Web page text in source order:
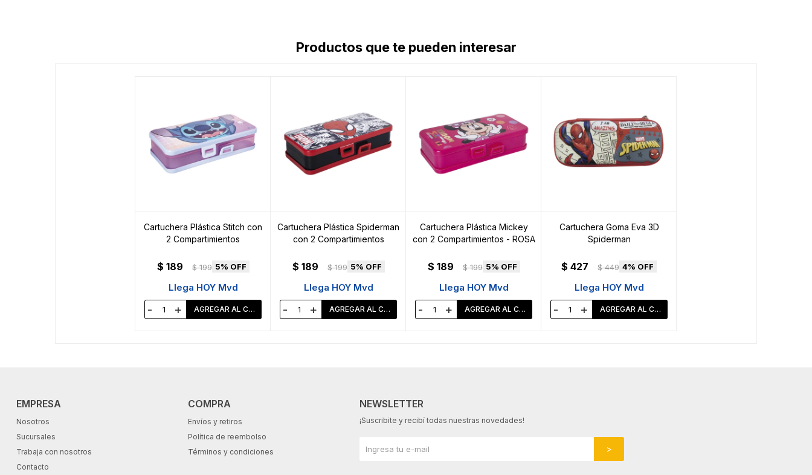
Productos que te pueden interesar
Cartuchera Plástica Stitch con
2 Compartimientos
$ 189 $ 199 5
Llega HOY Mvd
- +
Cartuchera Plástica Spiderman
con 2 Compartimientos
$ 189 $ 199 5
Llega HOY Mvd
- +
Cartuchera Plástica Mickey
con 2 Compartimientos - ROSA
$ 189 $ 199 5
Llega HOY Mvd
- +
Cartuchera Goma Eva 3D
Spiderman
$ 427 $ 449 4
Llega HOY Mvd
- +
EMPRESA
Nosotros
Sucursales
Trabaja con nosotros
Contacto
COMPRA
Envíos y retiros
Política de reembolso
Términos y condiciones
NEWSLETTER
¡Suscribite y recibí todas nuestras novedades!